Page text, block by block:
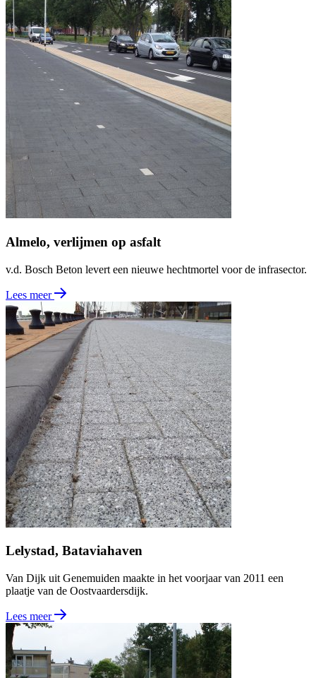
Almelo, verlijmen op asfalt
v.d. Bosch Beton levert een nieuwe hechtmortel voor de infrasector.
Lees meer
Lelystad, Bataviahaven
Van Dijk uit Genemuiden maakte in het voorjaar van 2011 een
plaatje van de Oostvaardersdijk.
Lees meer